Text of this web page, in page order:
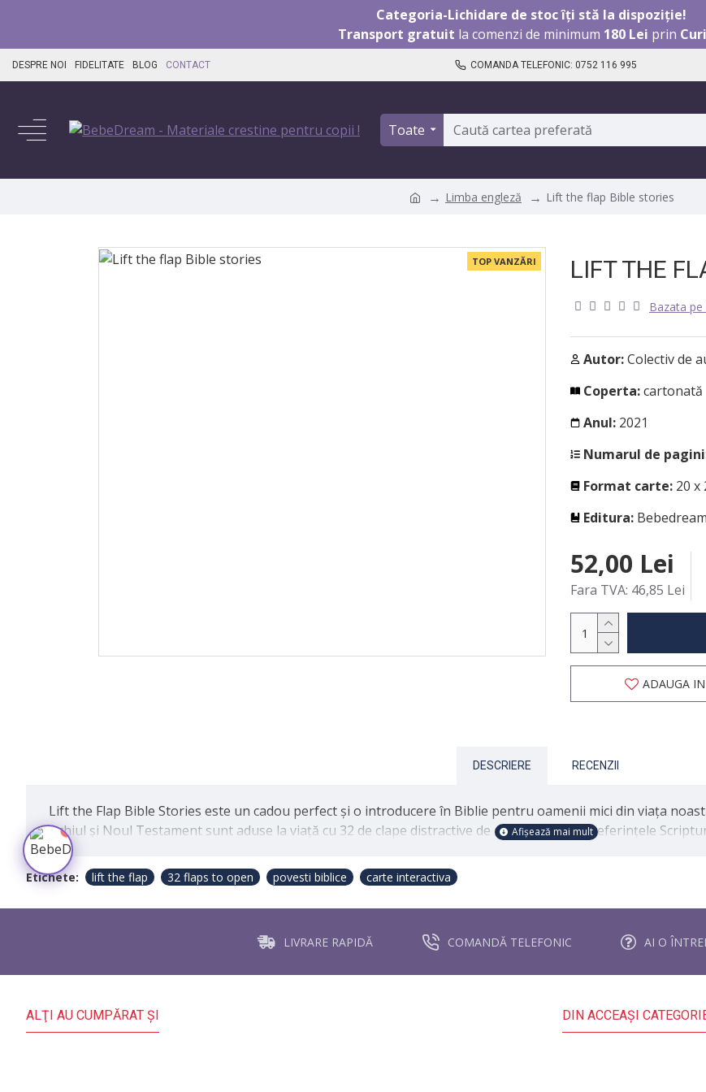
Categoria-Lichidare de stoc îți stă la dispoziție!
Transport gratuit la comenzi de minimum 180 Lei prin
DESPRE NOI FIDELITATE BLOG CONTACT COMANDA TELEFONIC: 0752 116 995
Toate
Limba engleză Lift the flap Bible stories
TOP VANZĂRI LIFT THE
Bazata pe
Autor:Colectiv de
Coperta:cartonată
Anul: 2021
Numarul de
Format carte: 20 x
Editura: Bebedream
52,00 Lei
Fara TVA: 46,85 Lei
ADAUGA
DESCRIERE RECENZII
Lift the Flap Bible Stories este un cadou perfect și o introducere în Biblie pentru oamenii mici din viața
Vechiul și Noul Testament sunt aduse la viață cu 32 de clape distractive de deschis. Include referințele
Etichete: lift the flap 32 flaps to open povesti biblice carte interactiva
LIVRARE RAPIDĂ COMANDĂ TELEFONIC AI O
ALŢI AU CUMPĂRAT ŞI DIN ACCEAŞI
1
Ana de la BebeDream
Materiale creștine pentru copii